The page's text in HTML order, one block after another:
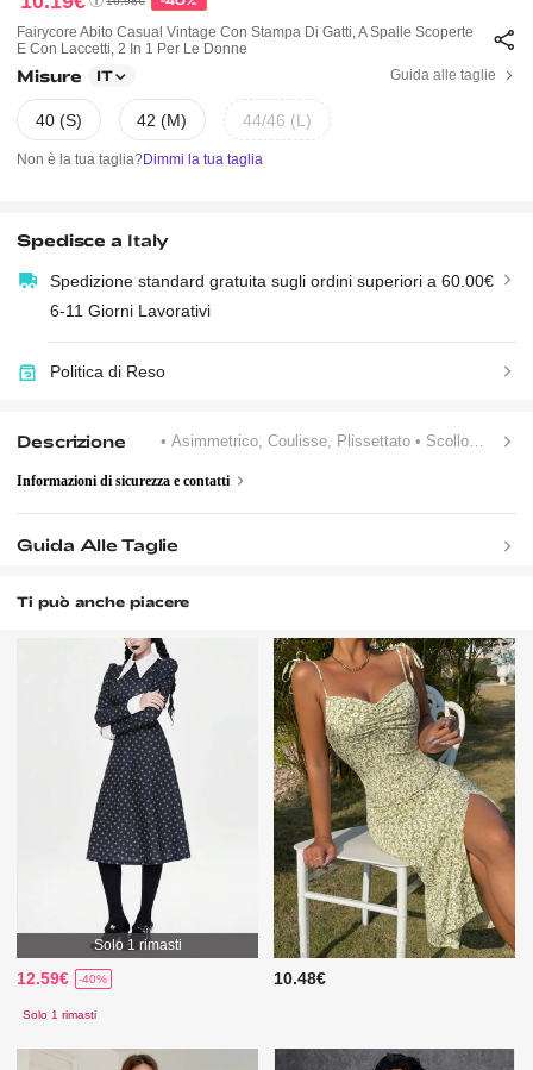
Fairycore Abito Casual Vintage Con Stampa Di Gatti, A Spalle Scoperte
E Con Laccetti, 2 In 1 Per Le Donne
Misure IT Guida alle taglie
40 (S) 42 (M) 44/46 (L)
Non è la tua taglia?Dimmi la tua taglia
Spedisce a Italy
Spedizione standard gratuita sugli ordini superiori a 60.00€
6-11 Giorni Lavorativi
Politica di Reso
Descrizione • Asimmetrico, Coulisse, Plissettato • Scollo Rotondo
Informazioni di sicurezza e contatti
Guida Alle Taglie
Ti può anche piacere
Solo 1 rimasti
12.59€ -40%
Solo 1 rimasti
10.48€